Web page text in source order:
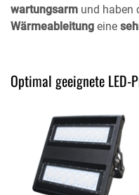
wartungsarm und haben
Wärmeableitung eine
Optimal geeignete LED-